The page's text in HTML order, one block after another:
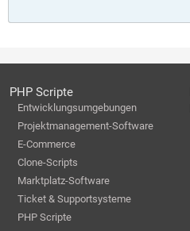
PHP Scripte
Entwicklungsumgebungen
Projektmanagement-Software
E-Commerce
Clone-Scripts
Marktplatz-Software
Ticket & Supportsysteme
PHP Scripte